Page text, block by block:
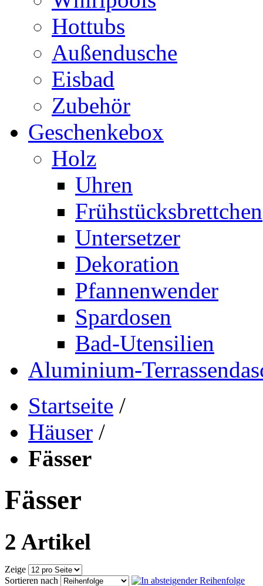
Hottubs
Außendusche
Eisbad
Zubehör
Geschenkebox
Holz
Uhren
Frühstücksbrettchen
Untersetzer
Dekoration
Pfannenwender
Spardosen
Bad-Utensilien
Aluminium-
Startseite /
Häuser /
Fässer
Fässer
2 Artikel
Zeige
Sortieren nach